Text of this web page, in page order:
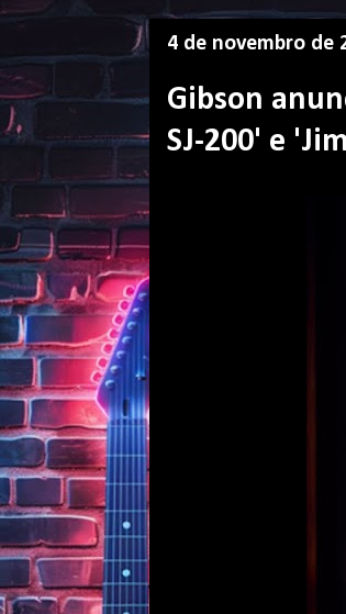
4 de novembro de
Gibson
SJ-200' e